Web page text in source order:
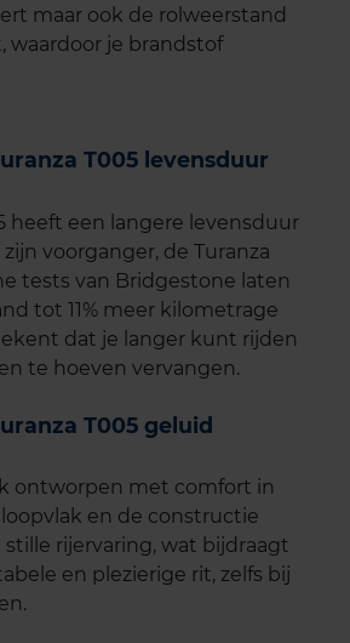
maar ook de rolweerstand
waardoor je brandstof
T005 levensduur
heeft een langere levensduur
voorganger, de Turanza
tests van Bridgestone laten
tot 11% meer kilometrage
dat je langer kunt rijden
te hoeven vervangen.
T005 geluid
ontworpen met comfort in
en de constructie
stille rijervaring, wat bijdraagt
en plezierige rit, zelfs bij